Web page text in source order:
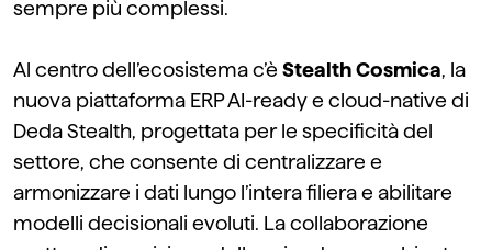
sempre più complessi.
Al centro dell’ecosistema c’è Stealth Cosmica, la
nuova piattaforma ERP AI-ready e cloud-native di
Deda Stealth, progettata per le specificità del
settore, che consente di centralizzare e
armonizzare i dati lungo l’intera filiera e abilitare
modelli decisionali evoluti. La collaborazione